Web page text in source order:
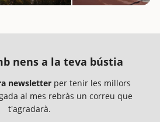
nens a la teva bústia
newsletter per tenir les millors
al mes rebràs un correu que
t'agradarà.